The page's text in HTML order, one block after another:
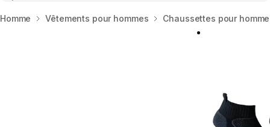
Accueil
Homme Vêtements pour hommes Chaussettes pour